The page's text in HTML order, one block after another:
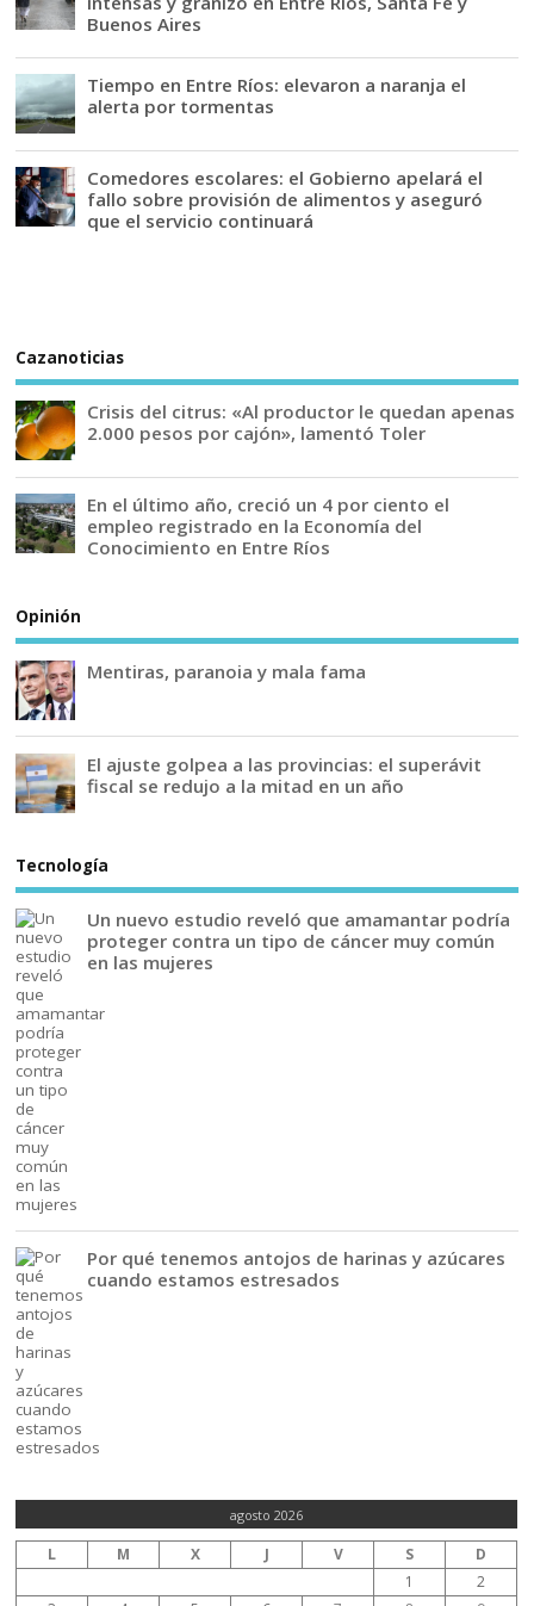
Buenos Aires
Tiempo en Entre Ríos: elevaron a naranja el
alerta por tormentas
Comedores escolares: el Gobierno apelará el
fallo sobre provisión de alimentos y aseguró
que el servicio continuará
Cazanoticias
Crisis del citrus: «Al productor le quedan apenas
2.000 pesos por cajón», lamentó Toler
En el último año, creció un 4 por ciento el
empleo registrado en la Economía del
Conocimiento en Entre Ríos
Opinión
Mentiras, paranoia y mala fama
El ajuste golpea a las provincias: el superávit
fiscal se redujo a la mitad en un año
Tecnología
Un nuevo estudio reveló que amamantar podría
proteger contra un tipo de cáncer muy común
en las mujeres
Por qué tenemos antojos de harinas y azúcares
cuando estamos estresados
agosto 2026
L M X J V S
D
1
2